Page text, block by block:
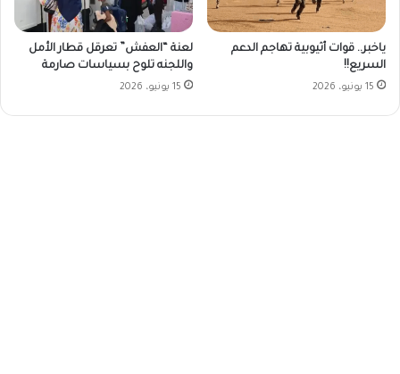
ياخبر.. قوات أثيوبية تهاجم الدعم
السريع!!
15 يونيو، 2026
لعنة “العفش” تعرقل قطار الأمل
واللجنه تلوح بسياسات صارمة
15 يونيو، 2026